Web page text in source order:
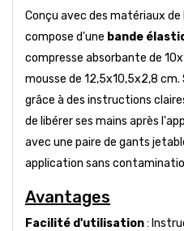
Conçu avec des matériaux
compose d'une bande
compresse absorbante de
mousse de 12,5x10,5x2,8
grâce à des instructions
de libérer ses mains après
avec une paire de gants
application sans
Avantages
Facilité d'utilisation: